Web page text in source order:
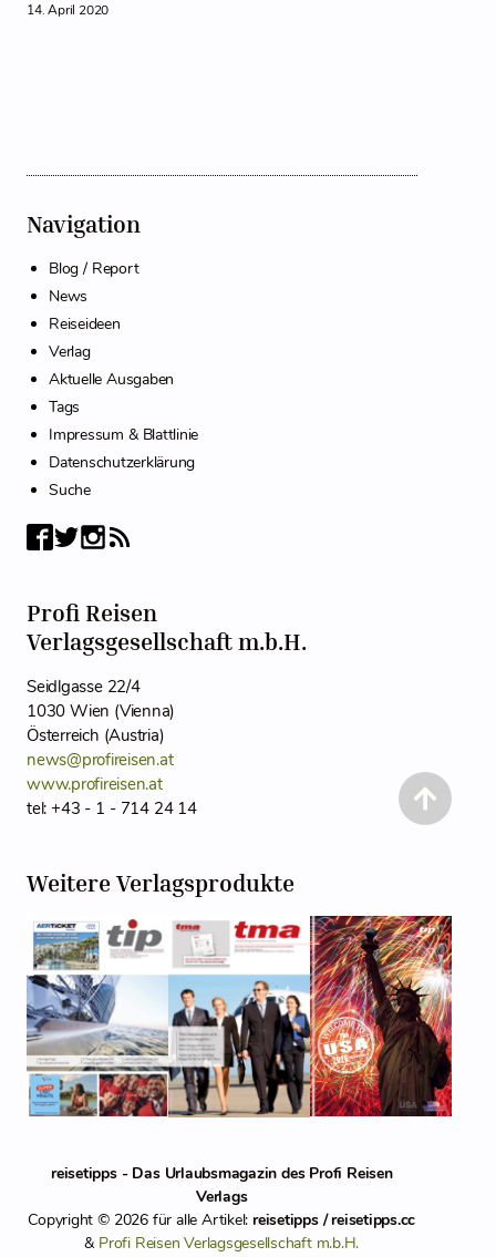
14. April 2020
Navigation
Blog / Report
News
Reiseideen
Verlag
Aktuelle Ausgaben
Tags
Impressum & Blattlinie
Datenschutzerklärung
Suche
Profi Reisen
Verlagsgesellschaft m.b.H.
Seidlgasse 22/4
1030 Wien (Vienna)
Österreich (Austria)
news@profireisen.at
www.profireisen.at
tel: +43 - 1 - 714 24 14
Weitere Verlagsprodukte
reisetipps - Das Urlaubsmagazin des Profi Reisen
Verlags
Copyright © 2026 für alle Artikel:reisetipps / reisetipps.cc
& Profi Reisen Verlagsgesellschaft m.b.H.